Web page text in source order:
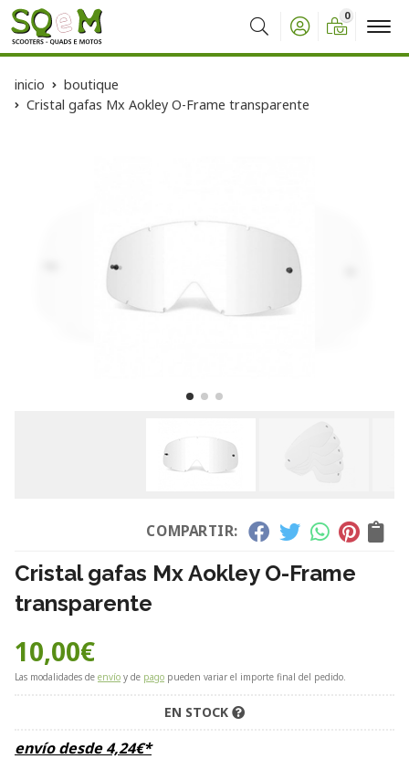
Buscar
0
inicio
boutique
Cristal gafas Mx Aokley O-Frame transparente
COMPARTIR:
Cristal gafas Mx Aokley O-Frame
transparente
10,00€
Las modalidades de envío y de pago pueden variar el importe final del pedido.
EN STOCK
envío desde4,24€*